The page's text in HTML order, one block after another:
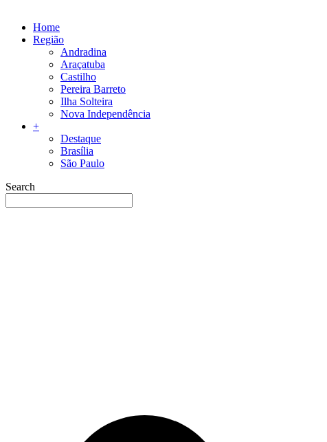
Home
Região
Andradina
Araçatuba
Castilho
Pereira Barreto
Ilha Solteira
Nova Independência
+
Destaque
Brasília
São Paulo
Search